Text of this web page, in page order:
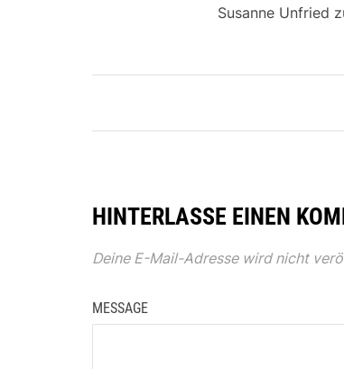
Susanne Unfried
HINTERLASSE EINEN
Deine E-Mail-Adresse wird nicht
MESSAGE